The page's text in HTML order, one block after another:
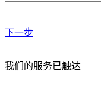
下一步
贵公司预算范围是？
我们的服务已触达